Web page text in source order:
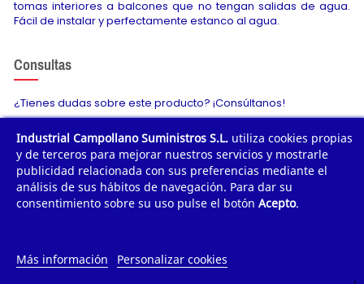
tomas interiores a balcones que no tengan salidas de agua.
Fácil de instalar y perfectamente estanco al agua.
Consultas
¿Tienes dudas sobre este producto? ¡Consúltanos!
Envíanos tu consulta
¿QUIÉNES SOMOS?
Industrial Campollano Suministros S.L. utiliza cookies propias
y de terceros para mejorar nuestros servicios y mostrarle
publicidad relacionada con sus preferencias mediante el
análisis de sus hábitos de navegación. Para dar su
consentimiento sobre su uso pulse el botón Acepto.
Más información Personalizar cookies